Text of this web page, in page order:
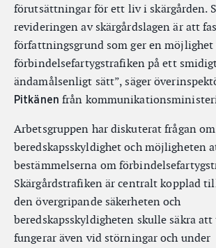
förutsättningar för ett liv i skärgården.
revideringen av skärgårdslagen är att
författningsgrund som ger en
förbindelsefartygstrafiken på ett
ändamålsenligt sätt”, säger
Pitkänen från
Arbetsgruppen har diskuterat frågan om
beredskapsskyldighet och möjligheten
bestämmelserna om
Skärgårdstrafiken är centralt kopplad
den övergripande säkerheten och
beredskapsskyldigheten skulle säkra
fungerar även vid störningar och under